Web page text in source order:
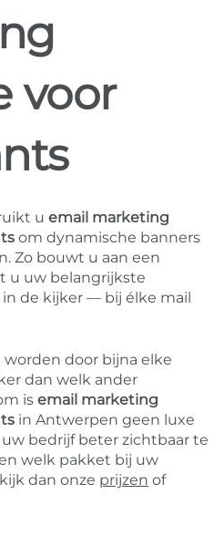
voor
u email marketing
om dynamische banners
Zo bouwt u aan een
u uw belangrijkste
de kijker — bij élke mail
door bijna elke
dan welk ander
is email marketing
in Antwerpen geen luxe
bedrijf beter zichtbaar te
welk pakket bij uw
dan onze prijzen of